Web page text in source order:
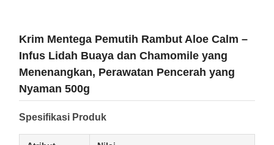
Krim Mentega Pemutih Rambut Aloe Calm –
Infus Lidah Buaya dan Chamomile yang
Menenangkan, Perawatan Pencerah yang
Nyaman 500g
Spesifikasi Produk